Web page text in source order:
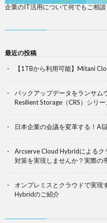
企業のIT活用について何でもご相
最近の投稿
【1TBから利用可能】Mitani
バックアップデータをランサム
Resilient Storage（CRS）シリー
日本企業の会議を変革する！AI
Arcserve Cloud Hybridによるク
対策を実現しませんか？実際の
オンプレミスとクラウドで実現
Hybridのご紹介